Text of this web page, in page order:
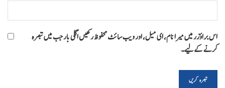
اس براؤزر میں میرا نام، ای میل، اور ویب سائٹ محفوظ رکھیں اگلی بار جب میں تبصرہ
کرنے کےلیے۔